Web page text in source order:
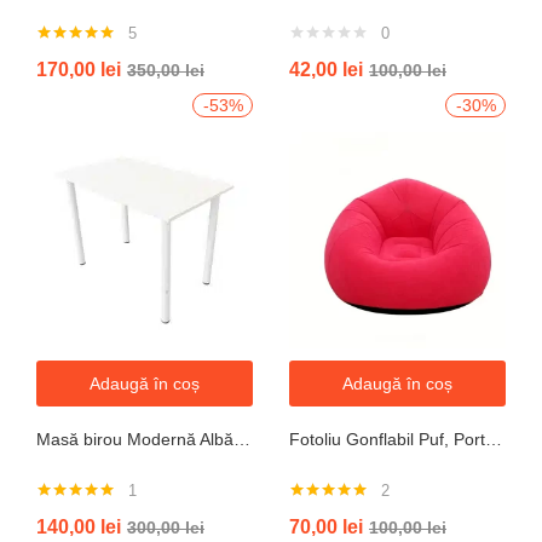
5.00din 5
5
170,00 lei 350,00lei
0
42,00 lei 100,00lei
-53%
Adaugă în coș
Masă birou Modernă Albă, 100x60x74 cm — Design Minimalist, Blat MDF și Picioare Metalice”
5.00din 5
1
140,00 lei 300,00lei
-30%
Adaugă în coș
Fotoliu Gonflabil Puf, Portabil, Portocalie, verde, gri, albastru
5.00din 5
2
70,00 lei 100,00lei